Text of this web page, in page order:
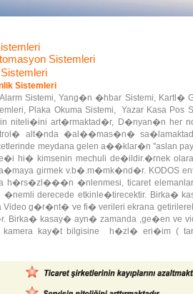
Sistemleri
Sistemleri
Sistemi, Yang�n �hbar Sistemi, Kartl�
Plaka Okuma Sistemi, Yazar Kasa
niteli�ini art�rmaktad�r, D�nyan�n her
alt�nda �al��mas�n�
meydana gelen a��klar�n
hi� kimsenin mechuli de�ildir.�rnek
girmek v.b�.m�mk�nd�r. KODOS
h�rs�zl���n �nlenmesi, ticaret
derecede etkinle�tirecektir. Birka�
Video g�r�nt� ve fi� verileri ekrana
Birka� kasay� ayn� zamanda ,ge�en
kamera kay�t bilgisine h�zl� eri�im (